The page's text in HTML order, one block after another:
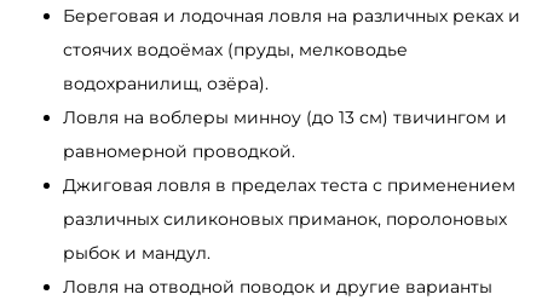
Береговая и лодочная ловля на различных реках и
стоячих водоёмах (пруды, мелководье
водохранилищ, озёра).
Ловля на воблеры минноу (до 13 см) твичингом и
равномерной проводкой.
Джиговая ловля в пределах теста с применением
различных силиконовых приманок, поролоновых
рыбок и мандул.
Ловля на отводной поводок и другие варианты